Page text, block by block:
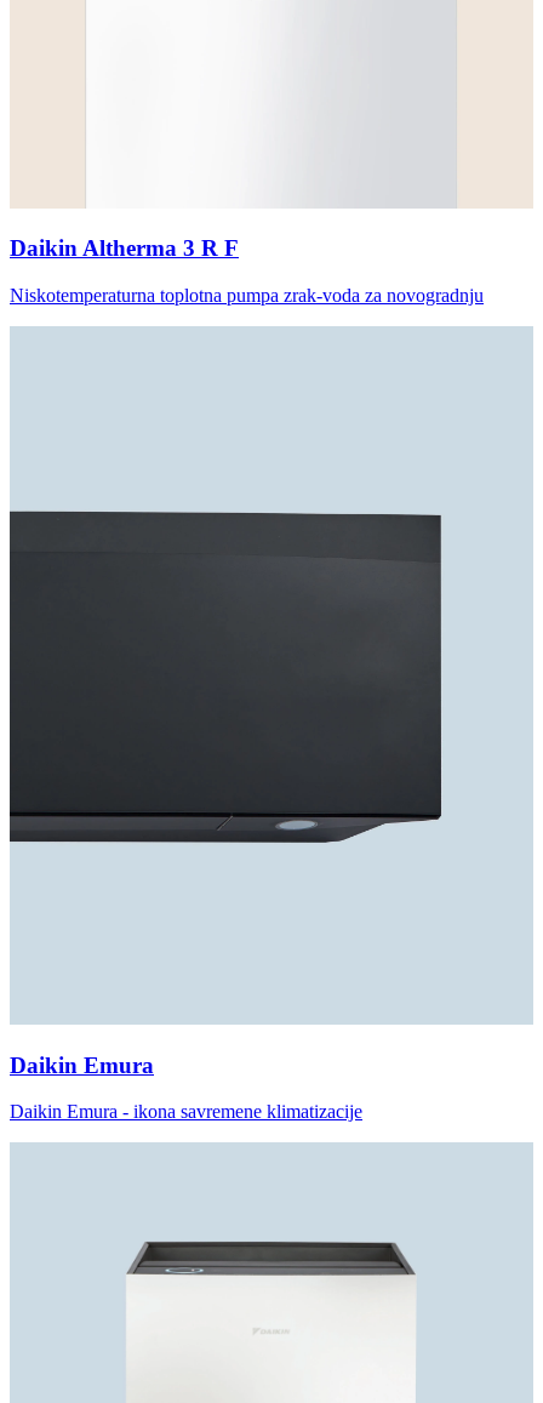
Daikin Altherma 3 R F
Niskotemperaturna toplotna pumpa zrak-voda za novogradnju
Daikin Emura
Daikin Emura - ikona savremene klimatizacije